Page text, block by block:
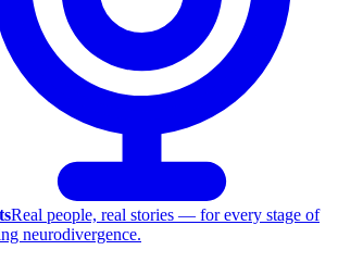
Real people, real stories — for every stage of
neurodivergence.